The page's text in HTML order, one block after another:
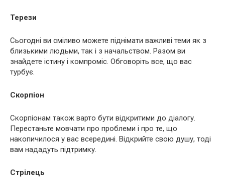
Терези
Сьогодні ви сміливо можете піднімати важливі теми як з
близькими людьми, так і з начальством. Разом ви
знайдете істину і компроміс. Обговоріть все, що вас
турбує.
Скорпіон
Скорпіонам також варто бути відкритими до діалогу.
Перестаньте мовчати про проблеми і про те, що
накопичилося у вас всередині. Відкрийте свою душу, тоді
вам нададуть підтримку.
Стрілець